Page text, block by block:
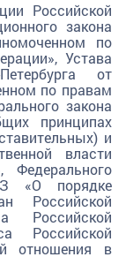
Российской
закона
по
Устава
от
по правам
закона
принципах
и
власти
Федерального
«О порядке
Российской
Российской
Российской
отношения в